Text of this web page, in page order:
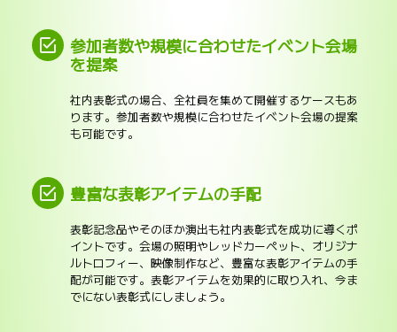
参加者数や規模に合わせたイベント会場
を提案
社内表彰式の場合、全社員を集めて開催するケースもあ
ります。参加者数や規模に合わせたイベント会場の提案
も可能です。
豊富な表彰アイテムの手配
表彰記念品やそのほか演出も社内表彰式を成功に導くポ
イントです。会場の照明やレッドカーペット、オリジナ
ルトロフィー、映像制作など、豊富な表彰アイテムの手
配が可能です。表彰アイテムを効果的に取り入れ、今ま
でにない表彰式にしましょう。